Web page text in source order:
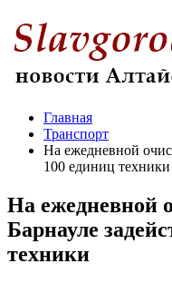
Главная
Транспорт
На ежедневной
100 единиц техники
На ежедневной
Барнауле
техники